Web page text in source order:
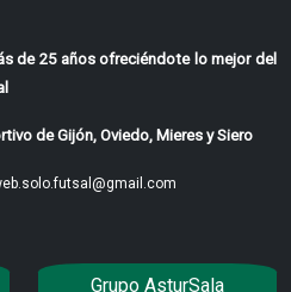
de 25 años ofreciéndote lo mejor del
de Gijón, Oviedo, Mieres y Siero
Grupo AsturSala